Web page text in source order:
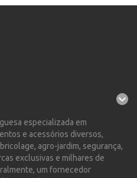
especializada em
e acessórios diversos,
agro-jardim, segurança,
exclusivas e milhares de
um fornecedor